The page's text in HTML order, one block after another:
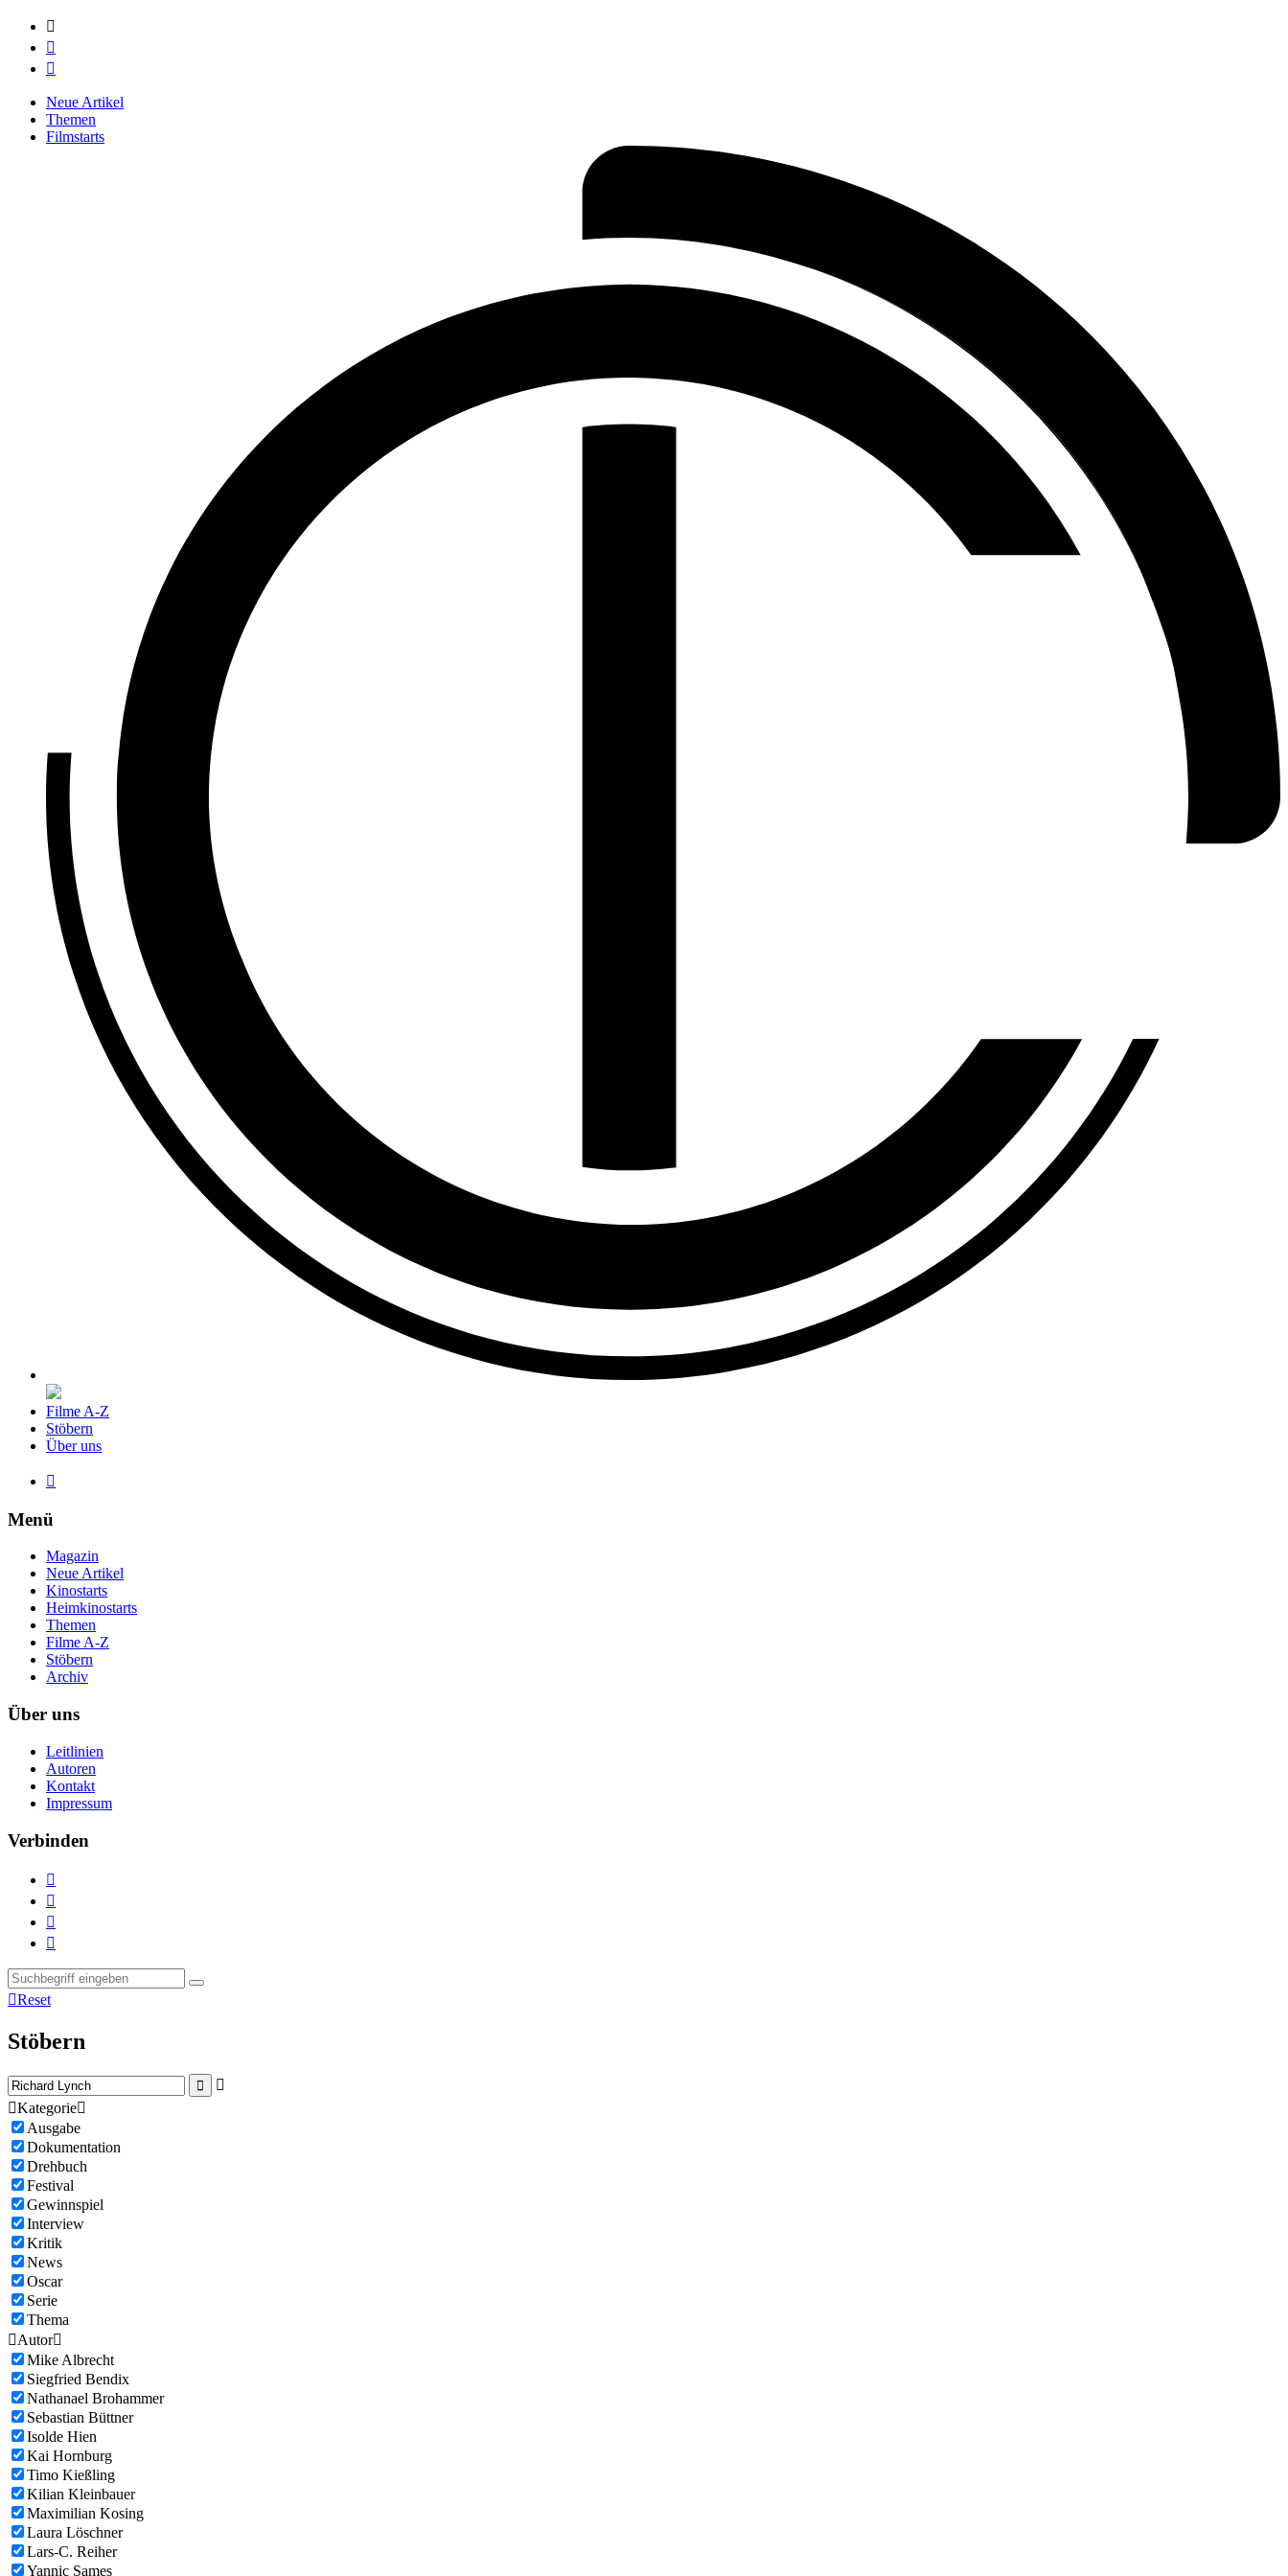



Neue Artikel
Themen
Filmstarts
Filme A-Z
Stöbern
Über uns

Menü
Magazin
Neue Artikel
Kinostarts
Heimkinostarts
Themen
Filme A-Z
Stöbern
Archiv
Über uns
Leitlinien
Autoren
Kontakt
Impressum
Verbinden




Reset
Stöbern


Kategorie
Ausgabe
Dokumentation
Drehbuch
Festival
Gewinnspiel
Interview
Kritik
News
Oscar
Serie
Thema
Autor
Mike Albrecht
Siegfried Bendix
Nathanael Brohammer
Sebastian Büttner
Isolde Hien
Kai Hornburg
Timo Kießling
Kilian Kleinbauer
Maximilian Kosing
Laura Löschner
Lars-C. Reiher
Yannic Sames